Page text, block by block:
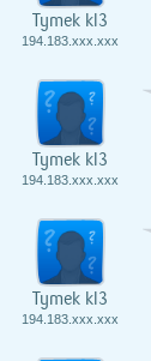
Tymek kl3
194.183.xxx.xxx
Tymek kl3
194.183.xxx.xxx
Tymek kl3
194.183.xxx.xxx